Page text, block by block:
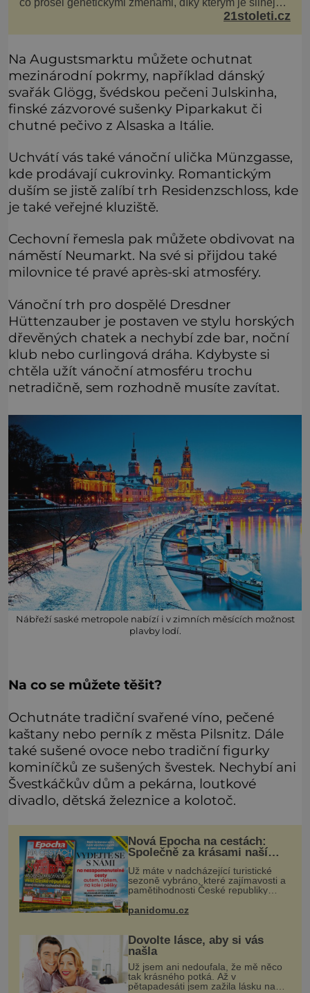
co prošel genetickými změnami, díky kterým je silnější,
šíří po celé Americe a první případy se objevily už i v
21stoleti.cz
Na Augustsmarktu můžete ochutnat
mezinárodní pokrmy, například dánský
svařák Glögg, švédskou pečeni Julskinha,
finské zázvorové sušenky Piparkakut či
chutné pečivo z Alsaska a Itálie.
Uchvátí vás také vánoční ulička Münzgasse,
kde prodávají cukrovinky. Romantickým
duším se jistě zalíbí trh Residenzschloss, kde
je také veřejné kluziště.
Cechovní řemesla pak můžete obdivovat na
náměstí Neumarkt. Na své si přijdou také
milovnice té pravé après-ski atmosféry.
Vánoční trh pro dospělé Dresdner
Hüttenzauber je postaven ve stylu horských
dřevěných chatek a nechybí zde bar, noční
klub nebo curlingová dráha. Kdybyste si
chtěla užít vánoční atmosféru trochu
netradičně, sem rozhodně musíte zavítat.
Nábřeží saské metropole nabízí i v zimních měsících možnost
plavby lodí.
Na co se můžete těšit?
Ochutnáte tradiční svařené víno, pečené
kaštany nebo perník z města Pilsnitz. Dále
také sušené ovoce nebo tradiční figurky
kominíčků ze sušených švestek. Nechybí ani
Švestkáčkův dům a pekárna, loutkové
divadlo, dětská železnice a kolotoč.
Nová Epocha na cestách:
Společně za krásami naší
vlasti
Už máte v nadcházející turistické
sezoně vybráno, které zajímavosti a
pamětihodnosti České republiky
navštívíte? V prodeji je právě nové
číslo Epochy na cestách, které vám
při rozhodování určitě pomůž
panidomu.cz
Dovolte lásce, aby si vás
našla
Už jsem ani nedoufala, že mě něco
tak krásného potká. Až v
pětapadesáti jsem zažila lásku na